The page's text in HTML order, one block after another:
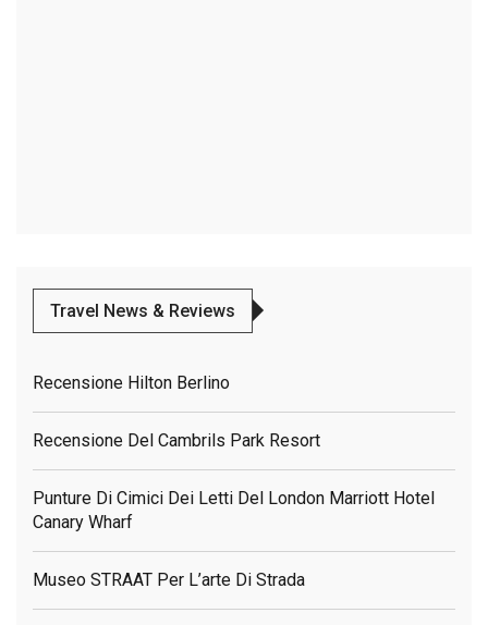
Travel News & Reviews
Recensione Hilton Berlino
Recensione Del Cambrils Park Resort
Punture Di Cimici Dei Letti Del London Marriott Hotel
Canary Wharf
Museo STRAAT Per L’arte Di Strada